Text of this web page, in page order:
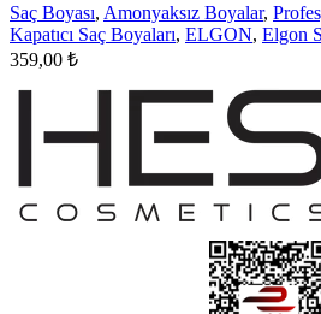
Saç Boyası, Amonyaksız Boyalar,
Kapatıcı Saç Boyaları, ELGON, Elgon
359,00 ₺